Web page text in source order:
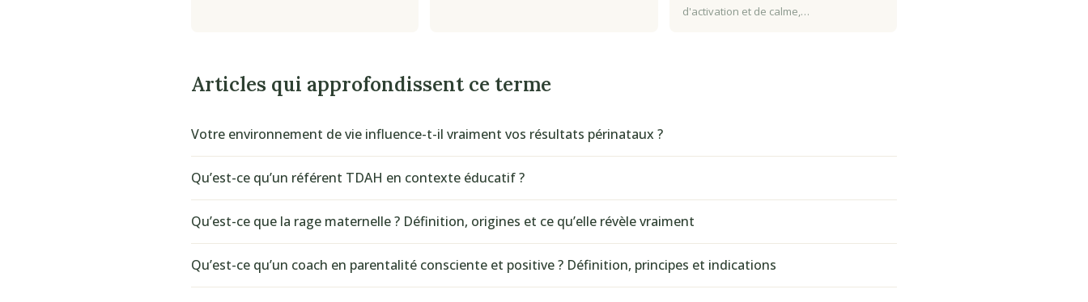
d'activation et de calme,…
Articles qui approfondissent ce terme
Votre environnement de vie influence-t-il vraiment vos résultats périnataux ?
Qu’est-ce qu’un référent TDAH en contexte éducatif ?
Qu’est-ce que la rage maternelle ? Définition, origines et ce qu’elle révèle vraiment
Qu’est-ce qu’un coach en parentalité consciente et positive ? Définition, principes et indications